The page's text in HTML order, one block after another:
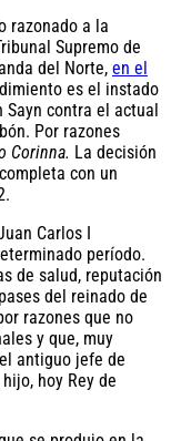
razonado a la
Supremo de
del Norte, en el
es el instado
Sayn contra el actual
Por razones
Corinna. La decisión
con un
Carlos I
período.
de salud, reputación
del reinado de
razones que no
y que, muy
antiguo jefe de
hoy Rey de